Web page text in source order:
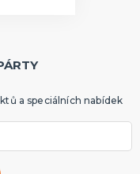
a speciálních nabídek